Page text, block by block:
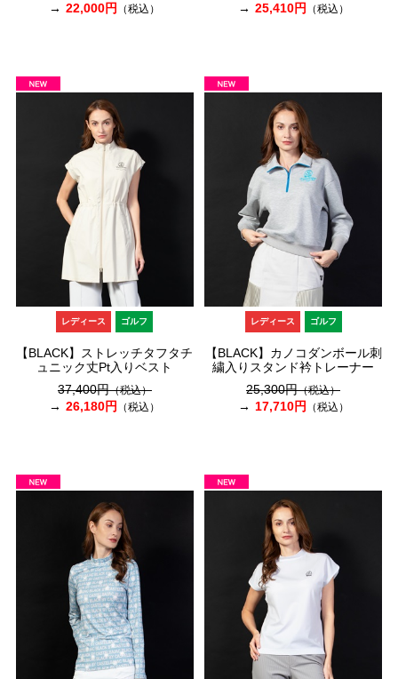
22,000円 （税込） 25,410円 （税込）
レディース ゴルフ
【BLACK】ストレッチタフタチ
ュニック丈Pt入りベスト
37,400円（税込）
26,180円 （税込）
レディース ゴルフ
【BLACK】カノコダンボール刺
繍入りスタンド衿トレーナー
25,300円（税込）
17,710円 （税込）